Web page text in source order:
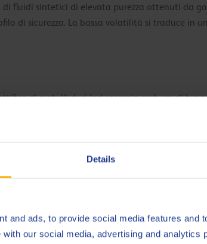
Details
and ads, to provide social media features and
our social media, advertising and analytics
fluidi sintetici di elevata purezza ottenuti da
di sicurezza. La bassa volatilità si traduce in
di metalli duri (ad esempio carburo di
di produzione (cradle-to-gate), del prodotto Q8
di questo prodotto (Handprint). Per